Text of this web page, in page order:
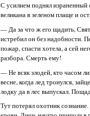
С усилием поднял израненный
великана в зеленом плаще и
— Да за что ж его щадить,
истребил он без надобности.
пожар, спасти хотела, а сей
разбора. Смерть ему!
— Не всяк злодей, кто часом
весне, когда лед тронулся,
лодку да в лес выпускал.
Тут потерял охотник